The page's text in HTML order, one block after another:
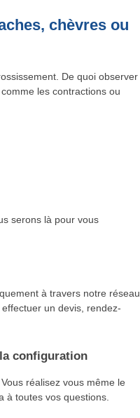
chèvres ou
De quoi observer
les contractions ou
serons là pour vous
à travers notre réseau
un devis, rendez-
configuration
réalisez vous même le
à toutes vos questions.